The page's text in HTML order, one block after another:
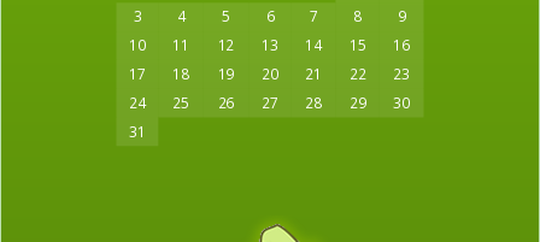
3 4 5 6 7 8 9
10 11 12 13 14 15
16
17
18 19 20 21 22
23
24
25 26 27 28 29 30
31